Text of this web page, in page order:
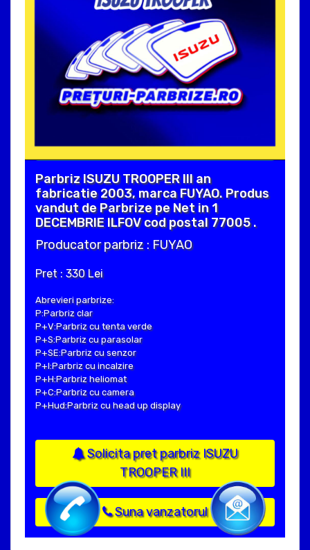
Parbriz ISUZU TROOPER III an
fabricatie 2003, marca FUYAO. Produs
vandut de Parbrize pe Net in 1
DECEMBRIE ILFOV cod postal 77005 .
Producator parbriz : FUYAO
Pret : 330 Lei
Abrevieri parbrize:
P:Parbriz clar
P+V:Parbriz cu tenta verde
P+S:Parbriz cu parasolar
P+SE:Parbriz cu senzor
P+I:Parbriz cu incalzire
P+H:Parbriz heliomat
P+C:Parbriz cu camera
P+Hud:Parbriz cu head up display
Solicita pret parbriz ISUZU
TROOPER III
Suna vanzatorul